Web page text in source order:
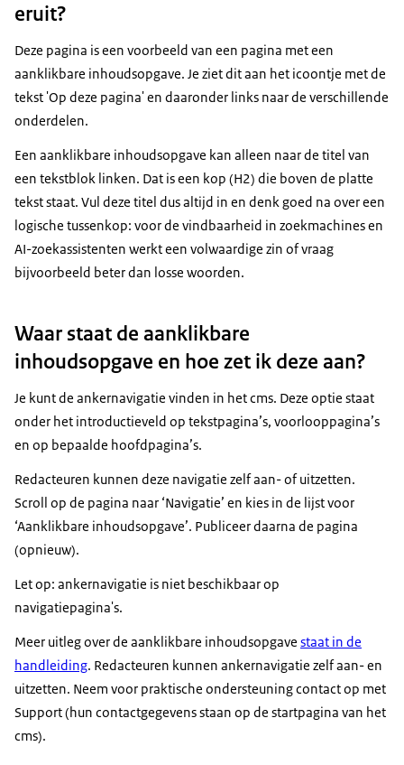
eruit?
Deze pagina is een voorbeeld van een pagina met een
aanklikbare inhoudsopgave. Je ziet dit aan het icoontje met de
tekst 'Op deze pagina' en daaronder links naar de verschillende
onderdelen.
Een aanklikbare inhoudsopgave kan alleen naar de titel van
een tekstblok linken. Dat is een kop (H2) die boven de platte
tekst staat. Vul deze titel dus altijd in en denk goed na over een
logische tussenkop: voor de vindbaarheid in zoekmachines en
AI-zoekassistenten werkt een volwaardige zin of vraag
bijvoorbeeld beter dan losse woorden.
Waar staat de aanklikbare
inhoudsopgave en hoe zet ik deze aan?
Je kunt de ankernavigatie vinden in het cms. Deze optie staat
onder het introductieveld op tekstpagina’s, voorlooppagina’s
en op bepaalde hoofdpagina’s.
Redacteuren kunnen deze navigatie zelf aan- of uitzetten.
Scroll op de pagina naar ‘Navigatie’ en kies in de lijst voor
‘Aanklikbare inhoudsopgave’. Publiceer daarna de pagina
(opnieuw).
Let op: ankernavigatie is niet beschikbaar op
navigatiepagina's.
Meer uitleg over de aanklikbare inhoudsopgave staat in de
handleiding. Redacteuren kunnen ankernavigatie zelf aan- en
uitzetten. Neem voor praktische ondersteuning contact op met
Support (hun contactgegevens staan op de startpagina van het
cms).